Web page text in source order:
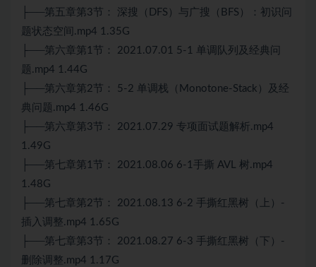
├──第五章第3节： 深搜（DFS）与广搜（BFS）：初识问
题状态空间.mp4 1.35G
├──第六章第1节： 2021.07.01 5-1 单调队列及经典问
题.mp4 1.44G
├──第六章第2节： 5-2 单调栈（Monotone-Stack）及经
典问题.mp4 1.46G
├──第六章第3节： 2021.07.29 专项面试题解析.mp4
1.49G
├──第七章第1节： 2021.08.06 6-1手撕 AVL 树.mp4
1.48G
├──第七章第2节： 2021.08.13 6-2 手撕红黑树（上）-
插入调整.mp4 1.65G
├──第七章第3节： 2021.08.27 6-3 手撕红黑树（下）-
删除调整.mp4 1.17G